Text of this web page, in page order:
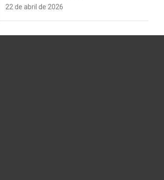
22 de abril de 2026